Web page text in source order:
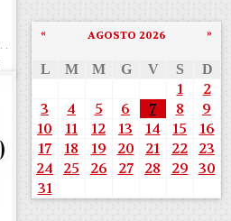
AGOSTO 2026
« »
L M M G V S D
1
2
3
4 5 6 7 8
9
10
11 12 13 14 15
16
17
18 19 20 21 22
23
24
25 26 27 28 29 30
31